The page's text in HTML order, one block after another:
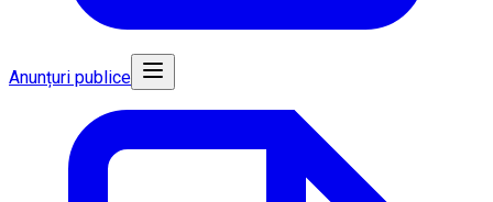
Anunțuri publice